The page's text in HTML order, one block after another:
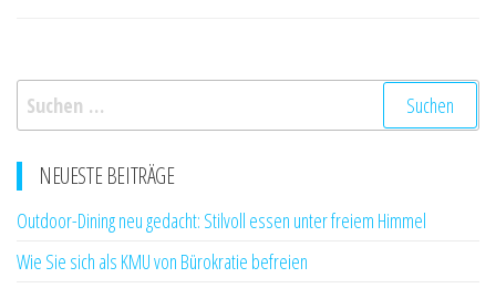
Suchen
nach:
NEUESTE BEITRÄGE
Outdoor-Dining neu gedacht: Stilvoll essen unter freiem Himmel
Wie Sie sich als KMU von Bürokratie befreien